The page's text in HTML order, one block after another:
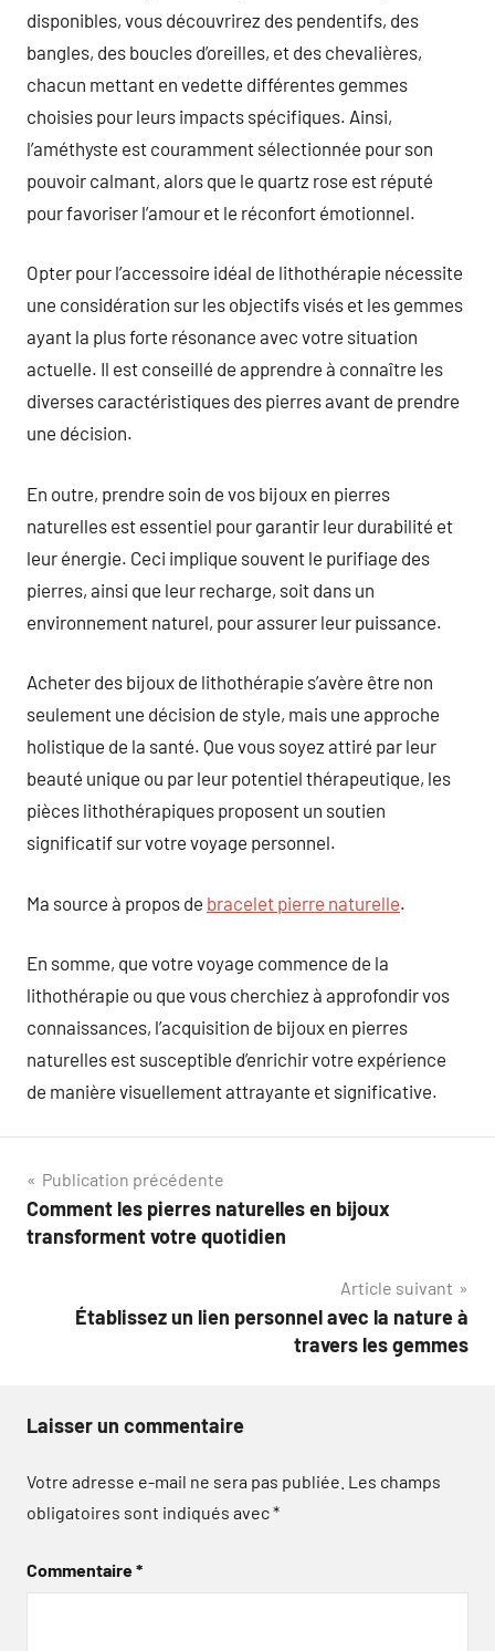
disponibles, vous découvrirez des pendentifs, des
bangles, des boucles d’oreilles, et des chevalières,
chacun mettant en vedette différentes gemmes
choisies pour leurs impacts spécifiques. Ainsi,
l’améthyste est couramment sélectionnée pour son
pouvoir calmant, alors que le quartz rose est réputé
pour favoriser l’amour et le réconfort émotionnel.
Opter pour l’accessoire idéal de lithothérapie nécessite
une considération sur les objectifs visés et les gemmes
ayant la plus forte résonance avec votre situation
actuelle. Il est conseillé de apprendre à connaître les
diverses caractéristiques des pierres avant de prendre
une décision.
En outre, prendre soin de vos bijoux en pierres
naturelles est essentiel pour garantir leur durabilité et
leur énergie. Ceci implique souvent le purifiage des
pierres, ainsi que leur recharge, soit dans un
environnement naturel, pour assurer leur puissance.
Acheter des bijoux de lithothérapie s’avère être non
seulement une décision de style, mais une approche
holistique de la santé. Que vous soyez attiré par leur
beauté unique ou par leur potentiel thérapeutique, les
pièces lithothérapiques proposent un soutien
significatif sur votre voyage personnel.
Ma source à propos de bracelet pierre naturelle.
En somme, que votre voyage commence de la
lithothérapie ou que vous cherchiez à approfondir vos
connaissances, l’acquisition de bijoux en pierres
naturelles est susceptible d’enrichir votre expérience
de manière visuellement attrayante et significative.
Navigation
de
Publication précédente
Comment les pierres naturelles en bijoux
transforment votre quotidien
Article suivant
Établissez un lien personnel avec la nature à
travers les gemmes
Laisser un commentaire
Votre adresse e-mail ne sera pas publiée. Les champs
obligatoires sont indiqués avec*
Commentaire*